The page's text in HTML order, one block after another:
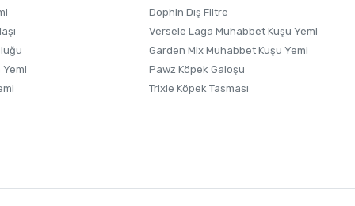
Dophin Dış Filtre
Versele Laga Muhabbet Kuşu Yemi
Garden Mix Muhabbet Kuşu Yemi
Pawz Köpek Galoşu
Trixie Köpek Tasması